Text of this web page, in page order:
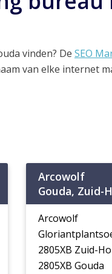
vinden? De SEO
van elke internet
Arcowolf
Gouda, Zuid-
Arcowolf
2805XB Zuid-
2805XB Gouda